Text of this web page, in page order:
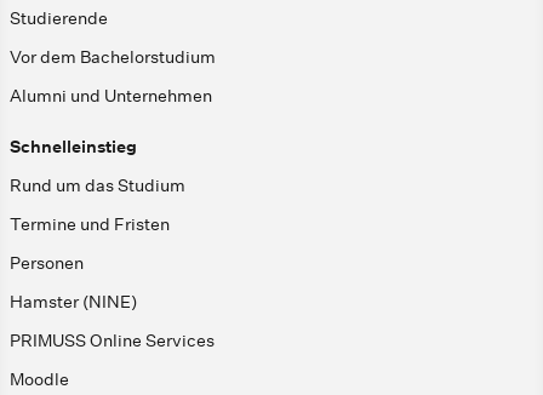
Studierende
Vor dem Bachelorstudium
Alumni und Unternehmen
Schnelleinstieg
Rund um das Studium
Termine und Fristen
Personen
Hamster (NINE)
PRIMUSS Online Services
Moodle